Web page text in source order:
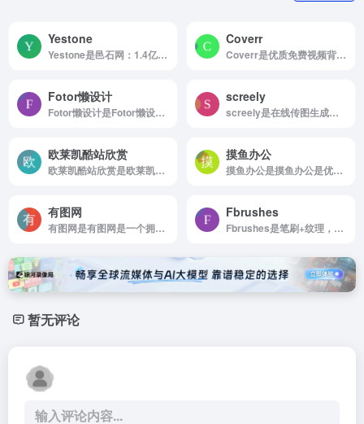
Yestone
Yestone是邑石网：1.4亿正版图片和1000套版权字库
Coverr
Coverr是优质免费视频背景素材文件下载
Fotor懒设计
Fotor懒设计是Fotor懒设计是全球最受欢迎的平面设计工具和在线平面设计网站之一，提供海量海报、邀请函、贺卡、banner、名片等免费设计素材和模板，可免费在线设计、印刷，并能在线图片编辑、照...
screely
screely是在线传图生成展示样机
欧莱凯酷站欣赏
欧莱凯酷站欣赏是欧莱凯酷站欣赏致力于分享国内外优秀网页设计师作品,为网页设计师提供创意设计灵感!
摸鱼办公
摸鱼办公是摸鱼办公是优质的办公素材、PPT模板、Word模板、剪辑素材、设计素材、办公必备干货工具搜罗筛选分享平台，十年磨一剑，只筛选最优质的资源分享
有图网
有图网是有图网是一个拥有超1000万个免版权素材资源平台，包含图片、元素、模板、办公等。
Fbrushes
Fbrushes是笔刷+纹理，高质量的免费PS笔刷、图案及纹理
暂无评论